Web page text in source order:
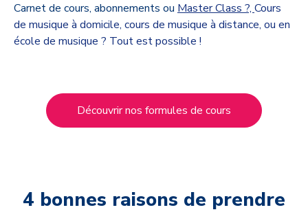
Carnet de cours, abonnements ou Master Class ?, Cours
de musique à domicile, cours de musique à distance, ou en
école de musique ? Tout est possible !
Découvrir nos formules de cours
4 bonnes raisons de prendre